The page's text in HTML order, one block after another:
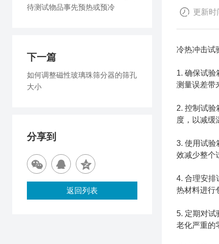
更新时
冷热冲击试
1. 确保试
测量误差带
2. 控制试
度，以减缓
3. 使用试验
效减少整个
4. 合理安排
热材料进行
5. 定期对试
老化严重的
待测试物品事先预热或预冷
下一篇
如何调整磁性玻璃珠筛分器的筛孔
大小
分享到
返回列表